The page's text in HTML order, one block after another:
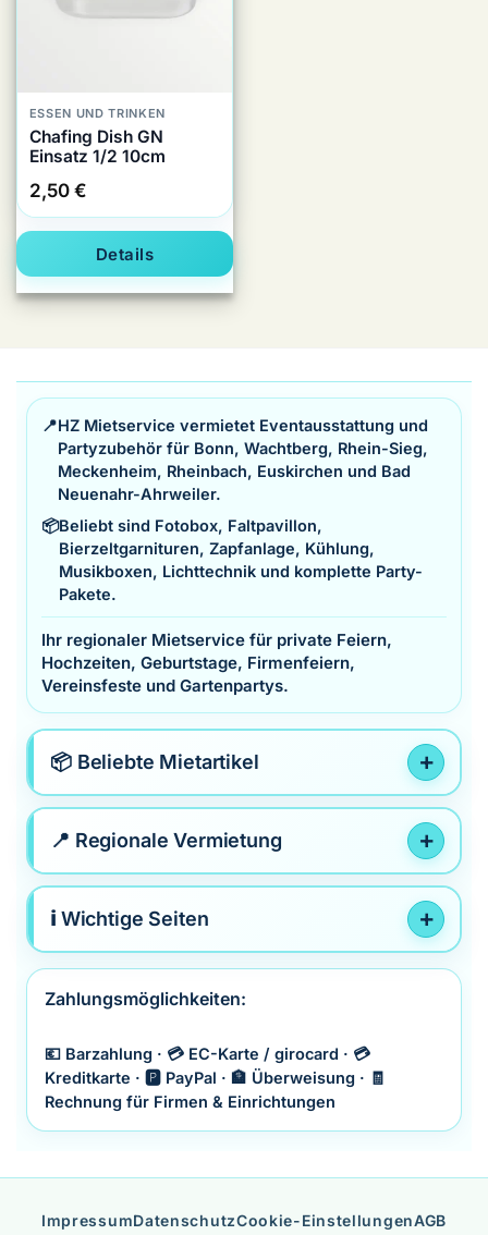
ESSEN UND TRINKEN
Chafing Dish GN
Einsatz 1/2 10cm
2,50 €
Details
📍HZ Mietservice vermietet Eventausstattung und
Partyzubehör für Bonn, Wachtberg, Rhein-Sieg,
Meckenheim, Rheinbach, Euskirchen und Bad
Neuenahr-Ahrweiler.
📦Beliebt sind Fotobox, Faltpavillon,
Bierzeltgarnituren, Zapfanlage, Kühlung,
Musikboxen, Lichttechnik und komplette Party-
Pakete.
Ihr regionaler Mietservice für private Feiern,
Hochzeiten, Geburtstage, Firmenfeiern,
Vereinsfeste und Gartenpartys.
📦 Beliebte Mietartikel
📍 Regionale Vermietung
ℹ️ Wichtige Seiten
Zahlungsmöglichkeiten:
💶 Barzahlung · 💳 EC-Karte / girocard · 💳
Kreditkarte · 🅿️ PayPal · 🏦 Überweisung · 🧾
Rechnung für Firmen & Einrichtungen
ImpressumDatenschutzCookie-EinstellungenAGB